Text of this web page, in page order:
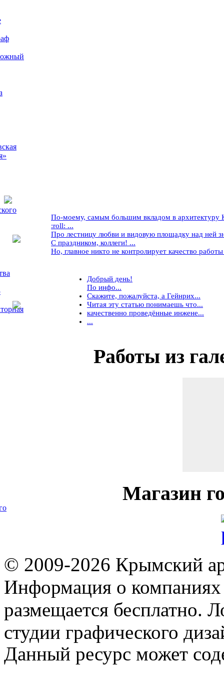
По-моему, самым большим вкладом в архитектуру
:roll: ...
Про лестницу любви и видовую площадку над ней
С праздником, коллеги! ...
Но, главное никто не контролирует качество
Добрый день!
По инфо...
Скажите, пожалуйста, а Гейнрих...
Читая эту статью понимаешь что...
качественно проведённые инжене...
...
Работыиз
Магазин
© 2009-2026 Крымский
Информация о компаниях
размещается бесплатно.
студии графического
Данный ресурс может